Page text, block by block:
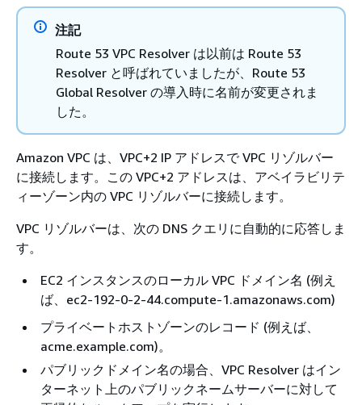
注記
Route 53 VPC Resolver は以前は Route 53
Resolver と呼ばれていましたが、Route 53
Global Resolver の導入時に名前が変更されま
した。
Amazon VPC は、VPC+2 IP アドレスで VPC リゾルバー
に接続します。この VPC+2 アドレスは、アベイラビリテ
ィーゾーン内の VPC リゾルバーに接続します。
VPC リゾルバーは、次の DNS クエリに自動的に応答しま
す。
EC2 インスタンスのローカル VPC ドメイン名 (例え
ば、ec2-192-0-2-44.compute-1.amazonaws.com)
プライベートホストゾーンのレコード (例えば、
acme.example.com)。
パブリックドメイン名の場合、VPC Resolver はイン
ターネット上のパブリックネームサーバーに対して